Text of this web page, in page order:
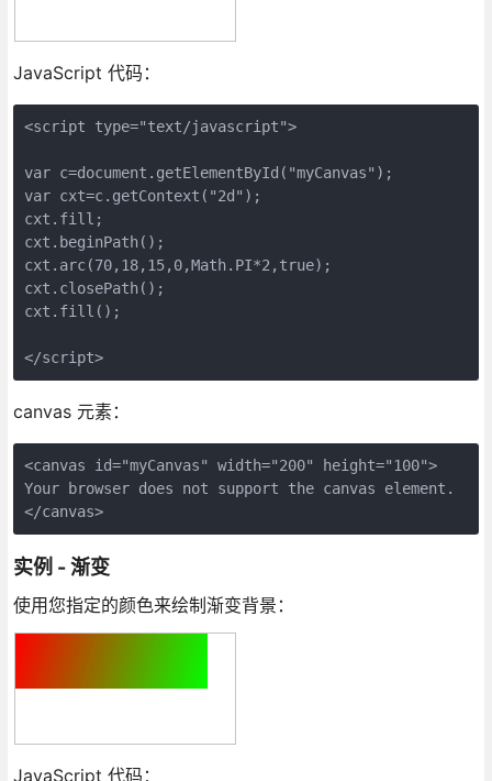
JavaScript 代码：
<script type="text/javascript">
var c=document.getElementById("myCanvas");
var cxt=c.getContext("2d");
cxt.fill;
cxt.beginPath();
cxt.arc(70,18,15,0,Math.PI*2,true);
cxt.closePath();
cxt.fill();
</script>
canvas 元素：
<canvas id="myCanvas" width="200" height="100">
Your browser does not support the canvas element.
</canvas>
实例 - 渐变
使用您指定的颜色来绘制渐变背景：
JavaScript 代码：